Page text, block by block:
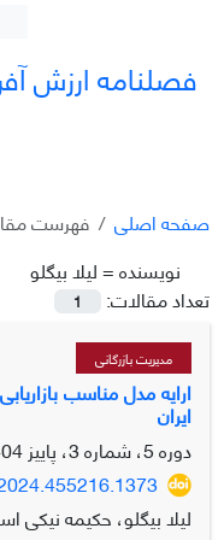
فصلنامه ارزش
صفحه اصلی
فهرست
نویسنده =لیلا بیگلو
تعداد مقالات:
1
مدیریت بازرگانی
ارایه مدل مناسب
ایران
دوره 5، شماره 3، پاییز 1404، صفحه
لیلا بیگلو، حکیمه نیکی